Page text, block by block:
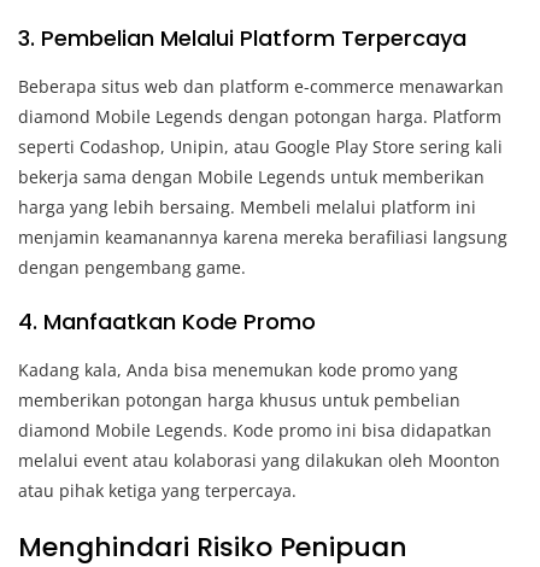
3. Pembelian Melalui Platform Terpercaya
Beberapa situs web dan platform e-commerce menawarkan
diamond Mobile Legends dengan potongan harga. Platform
seperti Codashop, Unipin, atau Google Play Store sering kali
bekerja sama dengan Mobile Legends untuk memberikan
harga yang lebih bersaing. Membeli melalui platform ini
menjamin keamanannya karena mereka berafiliasi langsung
dengan pengembang game.
4. Manfaatkan Kode Promo
Kadang kala, Anda bisa menemukan kode promo yang
memberikan potongan harga khusus untuk pembelian
diamond Mobile Legends. Kode promo ini bisa didapatkan
melalui event atau kolaborasi yang dilakukan oleh Moonton
atau pihak ketiga yang terpercaya.
Menghindari Risiko Penipuan